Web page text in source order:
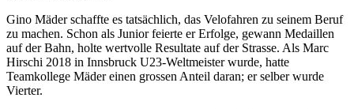
Gino Mäder schaffte es tatsächlich, das Velofahren zu seinem Beruf
zu machen. Schon als Junior feierte er Erfolge, gewann Medaillen
auf der Bahn, holte wertvolle Resultate auf der Strasse. Als Marc
Hirschi 2018 in Innsbruck U23-Weltmeister wurde, hatte
Teamkollege Mäder einen grossen Anteil daran; er selber wurde
Vierter.